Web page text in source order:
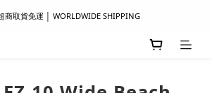
商取貨免運 │ WORLDWIDE SHIPPING
商取貨免運 │ WORLDWIDE SHIPPING